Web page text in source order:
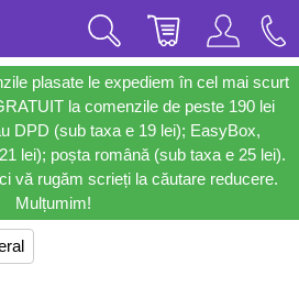
plasate le expediem în cel mai scurt
la comenzile de peste 190 lei
DPD (sub taxa e 19 lei); EasyBox,
lei); poșta română (sub taxa e 25 lei).
vă rugăm scrieți la căutare reducere.
Mulțumim!